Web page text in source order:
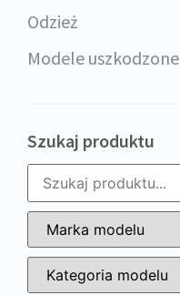
Odzież
Modele uszkodzone
Szukaj produktu